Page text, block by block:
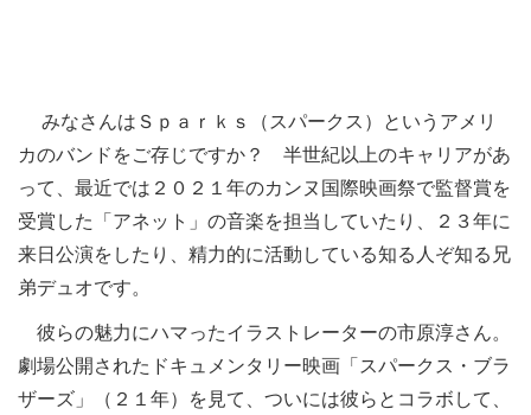
みなさんはＳｐａｒｋｓ（スパークス）というアメリ
カのバンドをご存じですか？ 半世紀以上のキャリアがあ
って、最近では２０２１年のカンヌ国際映画祭で監督賞を
受賞した「アネット」の音楽を担当していたり、２３年に
来日公演をしたり、精力的に活動している知る人ぞ知る兄
弟デュオです。
彼らの魅力にハマったイラストレーターの市原淳さん。
劇場公開されたドキュメンタリー映画「スパークス・ブラ
ザーズ」（２１年）を見て、ついには彼らとコラボして、